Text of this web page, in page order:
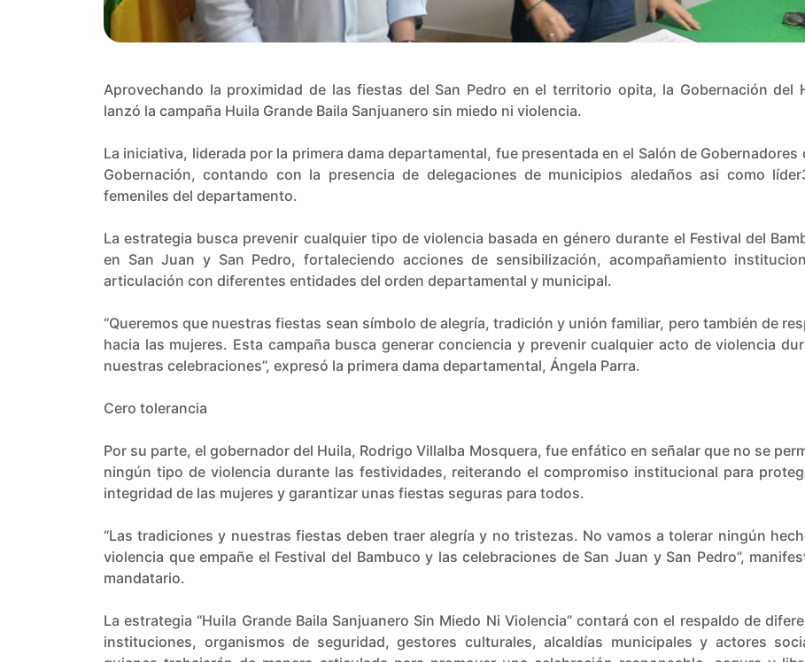
Aprovechando la proximidad de las fiestas del San Pedro en el territorio opita, la Gobernación del
lanzó la campaña Huila Grande Baila Sanjuanero sin miedo ni violencia.
La iniciativa, liderada por la primera dama departamental, fue presentada en el Salón de Gobernadores
Gobernación, contando con la presencia de delegaciones de municipios aledaños asi como
femeniles del departamento.
La estrategia busca prevenir cualquier tipo de violencia basada en género durante el Festival del
en San Juan y San Pedro, fortaleciendo acciones de sensibilización, acompañamiento
articulación con diferentes entidades del orden departamental y municipal.
“Queremos que nuestras fiestas sean símbolo de alegría, tradición y unión familiar, pero también de
hacia las mujeres. Esta campaña busca generar conciencia y prevenir cualquier acto de violencia
nuestras celebraciones”, expresó la primera dama departamental, Ángela Parra.
Cero tolerancia
Por su parte, el gobernador del Huila, Rodrigo Villalba Mosquera, fue enfático en señalar que no se
ningún tipo de violencia durante las festividades, reiterando el compromiso institucional para
integridad de las mujeres y garantizar unas fiestas seguras para todos.
“Las tradiciones y nuestras fiestas deben traer alegría y no tristezas. No vamos a tolerar ningún
violencia que empañe el Festival del Bambuco y las celebraciones de San Juan y San Pedro”,
mandatario.
La estrategia “Huila Grande Baila Sanjuanero Sin Miedo Ni Violencia” contará con el respaldo de
instituciones, organismos de seguridad, gestores culturales, alcaldías municipales y actores